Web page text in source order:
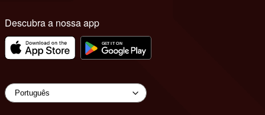
Descubra a nossa app